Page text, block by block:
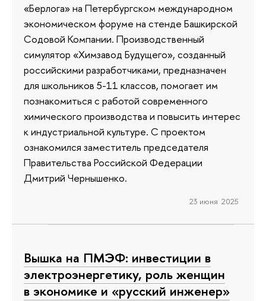
«Берлога» на Петербургском международном
экономическом форуме на стенде Башкирской
Содовой Компании. Производственный
симулятор «Химзавод Будущего», созданный
российскими разработчиками, предназначен
для школьников 5-11 классов, помогает им
познакомиться с работой современного
химического производства и повысить интерес
к индустриальной культуре. С проектом
ознакомился заместитель председателя
Правительства Российской Федерации
Дмитрий Чернышенко.
23 июня 2025
Вышка на ПМЭФ: инвестиции в
электроэнергетику, роль женщин
в экономике и «русский инженер»